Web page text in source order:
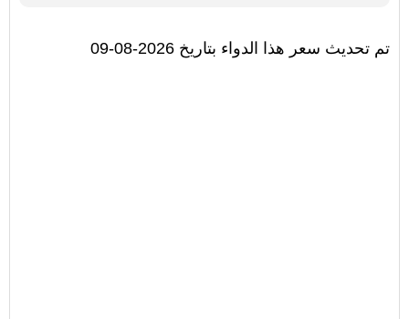
تم تحديث سعر هذا الدواء بتاريخ 2026-08-09